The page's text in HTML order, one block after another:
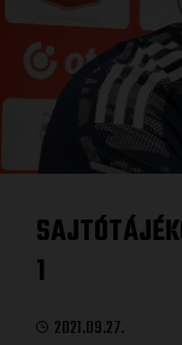
1
2021.09.27.